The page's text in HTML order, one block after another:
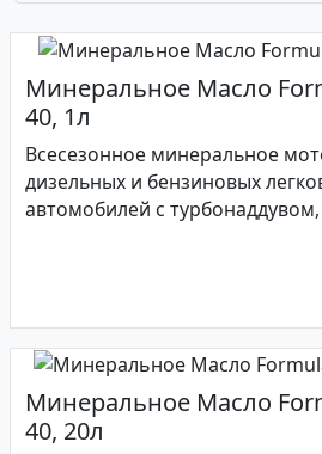
Минеральное Масло
40, 1л
Всесезонное минеральное
дизельных и бензиновых
автомобилей с
Минеральное Масло
40, 20л